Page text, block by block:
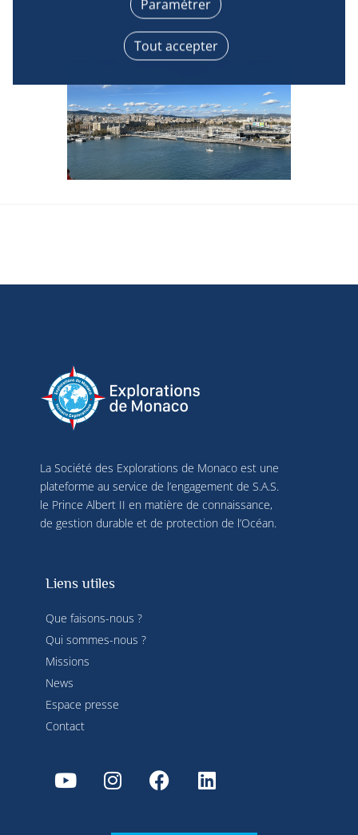
sur votre terminal afin d’obtenir des données sur
notre audience, développer et améliorer nos
produits, assurer la sécurité, prévenir la fraude et
déboguer, diffuser techniquement le contenu,
sources de données hors ligne, relier différents
terminaux, recevoir et utiliser des caractéristiques
d’identification d’appareil envoyées
automatiquement, utiliser des données de
géolocalisation précises, analyser activement les
caractéristiques du terminal pour l’identification.
Vous pouvez modifier vos choix à tout moment en
Tout accepter
Paramétrer
mission en Méditerranée à la Conférence de la Décennie
La Société des Explorations de Monaco est une
plateforme au service de l’engagement de S.A.S.
le Prince Albert II en matière de connaissance,
de gestion durable et de protection de l’Océan.
Liens utiles
Que faisons-nous ?
Qui sommes-nous ?
Missions
News
Espace presse
Contact